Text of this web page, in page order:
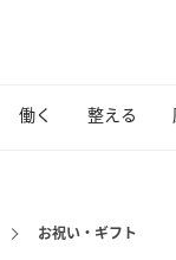
働く 整える
お祝い・ギフト